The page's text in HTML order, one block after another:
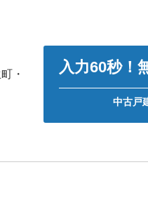
・
入力60秒！
中古戸